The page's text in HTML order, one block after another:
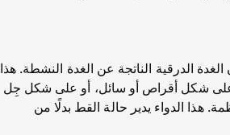
الدرقية الناتجة عن الغدة النشطة. هذا
على شكل أقراص أو سائل، أو على شكل جِل
الدواء يدير حالة القط بدلًا من